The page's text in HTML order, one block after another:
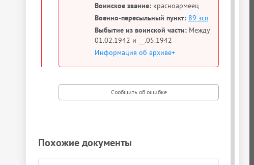
Воинское звание: красноармеец
Военно-пересыльный пункт: 89 зсп
Выбытие из воинской части: Между
01.02.1942 и __.05.1942
Информация об архиве+
Похожие документы